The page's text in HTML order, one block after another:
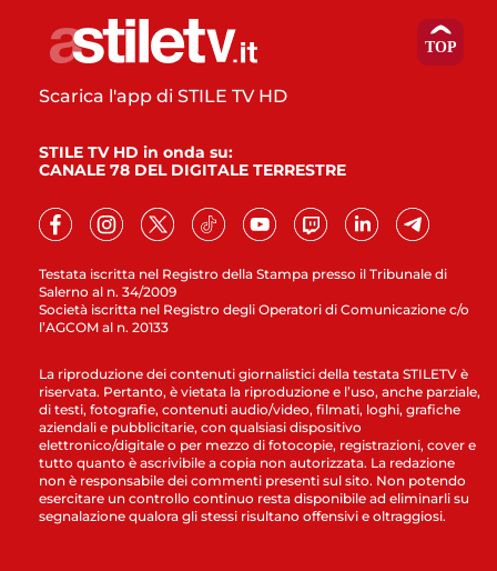
Testata iscritta nel Registro della Stampa presso il Tribunale di
Salerno al n. 34/2009
Società iscritta nel Registro degli Operatori di Comunicazione c/o
l’AGCOM al n. 20133
Scarica l'app di STILE TV HD
STILE TV HD in onda su:
CANALE 78 DEL DIGITALE TERRESTRE
La riproduzione dei contenuti giornalistici della testata STILETV è
riservata. Pertanto, è vietata la riproduzione e l’uso, anche parziale,
di testi, fotografie, contenuti audio/video, filmati, loghi, grafiche
aziendali e pubblicitarie, con qualsiasi dispositivo
elettronico/digitale o per mezzo di fotocopie, registrazioni, cover e
tutto quanto è ascrivibile a copia non autorizzata. La redazione
non è responsabile dei commenti presenti sul sito. Non potendo
esercitare un controllo continuo resta disponibile ad eliminarli su
segnalazione qualora gli stessi risultano offensivi e oltraggiosi.